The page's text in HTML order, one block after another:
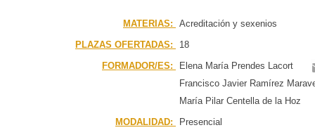
MATERIAS:
Acreditación y sexenios
PLAZAS OFERTADAS:
18
FORMADOR/ES:
Elena María Prendes Lacort
Francisco Javier Ramírez
María Pilar Centella de la Hoz
MODALIDAD:
Presencial